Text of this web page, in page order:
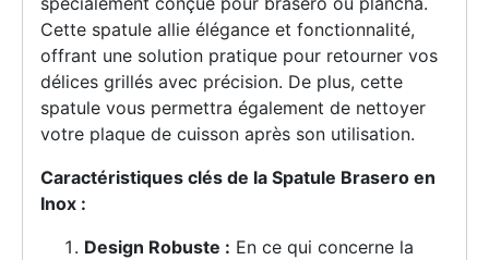
Cette spatule allie élégance et fonctionnalité,
offrant une solution pratique pour retourner vos
délices grillés avec précision. De plus, cette
spatule vous permettra également de nettoyer
votre plaque de cuisson après son utilisation.
Caractéristiques clés de la Spatule Brasero en
Inox :
Design Robuste : En ce qui concerne la